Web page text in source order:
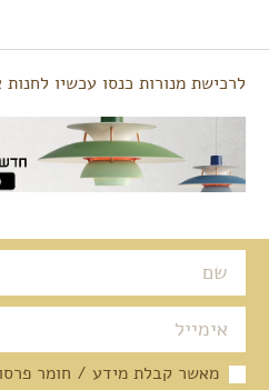
לרכישת מנורות כנסו עכשיו לחנות
מאשר קבלת מידע / חומר